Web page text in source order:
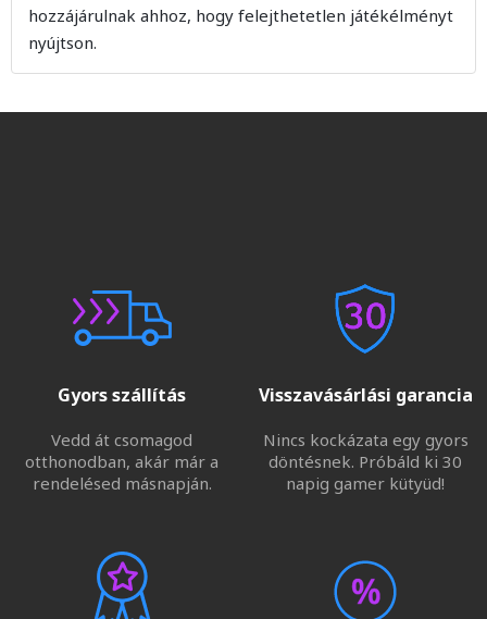
hozzájárulnak ahhoz, hogy felejthetetlen játékélményt
nyújtson.
Gyors szállítás
Vedd át csomagod
otthonodban, akár már a
rendelésed másnapján.
Visszavásárlási garancia
Nincs kockázata egy gyors
döntésnek. Próbáld ki 30
napig gamer kütyüd!